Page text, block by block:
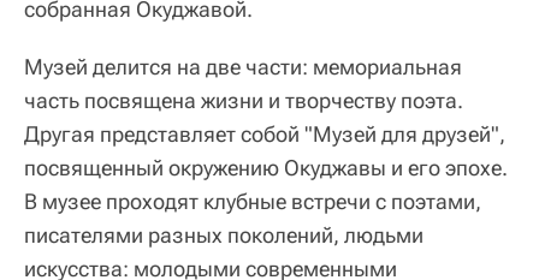
собранная Окуджавой.
Музей делится на две части: мемориальная
часть посвящена жизни и творчеству поэта.
Другая представляет собой "Музей для друзей",
посвященный окружению Окуджавы и его эпохе.
В музее проходят клубные встречи с поэтами,
писателями разных поколений, людьми
искусства: молодыми современными